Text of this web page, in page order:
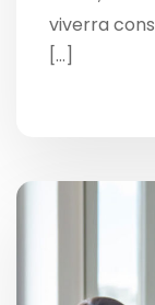
viverra
[…]